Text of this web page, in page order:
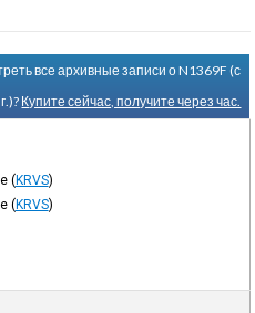
все архивные записи о N1369F (с
Купите сейчас, получите через час.
(KRVS)
(KRVS)